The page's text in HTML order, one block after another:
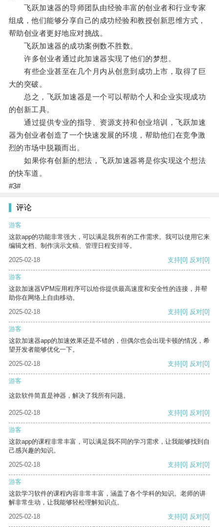
飞跃加速器的导师团队由经验丰富的创业者和行业专家
组成，他们能够分享自己的成功经验和教授创新思维方式，
帮助创业者更好地应对挑战。
飞跃加速器的成功案例数不胜数。
许多创业者通过此加速器实现了他们的梦想。
有些企业甚至在几个月内从创意到成功上市，取得了巨
大的突破。
总之，飞跃加速器是一个可以帮助个人和企业实现成功
的创新工具。
通过提供专业的指导、资源支持和创业培训，飞跃加速
器为创业者创造了一个快速发展的环境，帮助他们在竞争激
烈的市场中脱颖而出。
如果你有创新的想法，飞跃加速器将是你实现这个想法
的快车道。
#3#
评论
游客
这款app的功能非常强大，可以满足我所有的工作需求。我可以使用它来
编辑文档、制作演示文稿、管理日程安排等。
2025-02-18
支持[0] 反对[0]
游客
这款加速器VPM应用程序可以给你提供最高速度和安全性的连接，并帮
助你在网络上自由移动。
2025-02-18
支持[0] 反对[0]
游客
这款加速器app的加速效果还是不错的，但偶尔也会出现卡顿的情况，希
望开发者能够优化一下。
2025-02-18
支持[0] 反对[0]
游客
这款软件简直是神器，解决了我所有问题。
2025-02-18 支持[0] 反对[0]
游客
这款app的课程非常丰富，可以满足我不同的学习需求，让我能够找到自
己感兴趣的知识。
2025-02-18
支持[0] 反对[0]
游客
这款学习软件的课程内容非常丰富，涵盖了各个学科的知识。老师的讲
解非常生动，让我能够轻松理解知识点。
2025-02-18
支持[0] 反对[0]